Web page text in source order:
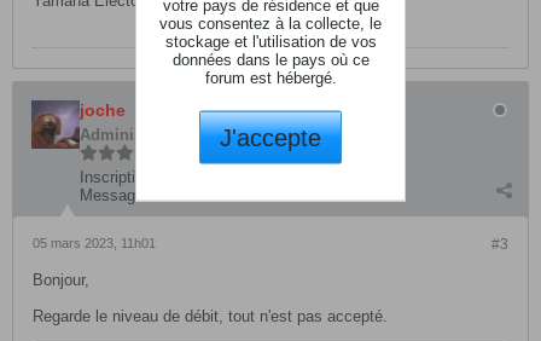
joche
Administrateur
Inscription:
Messages: 6768
#3
05 mars 2023, 11h01
Bonjour,
Regarde le niveau de débit, tout n'est pas accepté.
votre pays de résidence et que
vous consentez à la collecte, le
stockage et l'utilisation de vos
données dans le pays où ce
forum est hébergé.
J'accepte